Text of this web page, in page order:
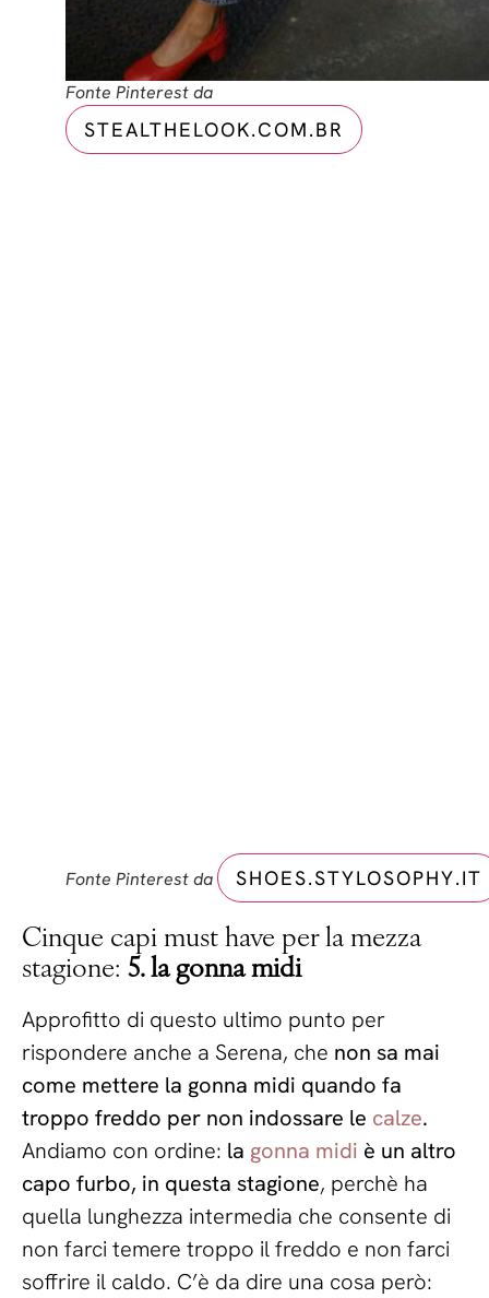
Fonte Pinterest da
STEALTHELOOK.COM.BR
Fonte Pinterest da SHOES.STYLOSOPHY.IT
Cinque capi must have per la mezza
stagione: 5. la gonna midi
Approfitto di questo ultimo punto per
rispondere anche a Serena, che non sa mai
come mettere la gonna midi quando fa
troppo freddo per non indossare le calze.
Andiamo con ordine: la gonna midi è un altro
capo furbo, in questa stagione, perchè ha
quella lunghezza intermedia che consente di
non farci temere troppo il freddo e non farci
soffrire il caldo. C’è da dire una cosa però: